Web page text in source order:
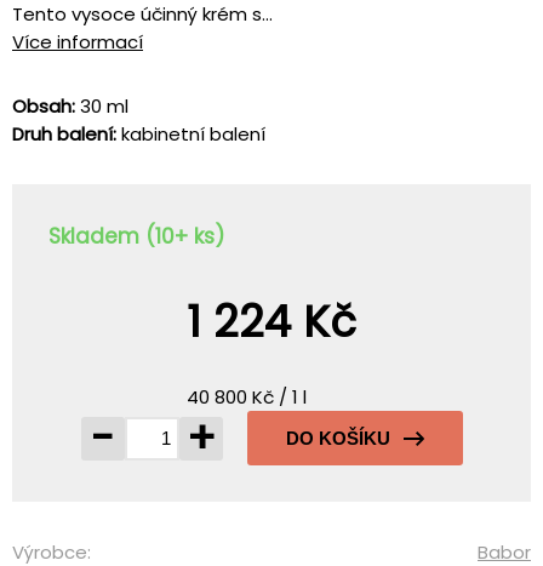
Tento vysoce účinný krém s...
Více informací
Obsah:30 ml
Druh balení:kabinetní balení
Skladem (10+ ks)
1 224 Kč
40 800 Kč / 1 l
- + DO KOŠÍKU
Výrobce:
Babor